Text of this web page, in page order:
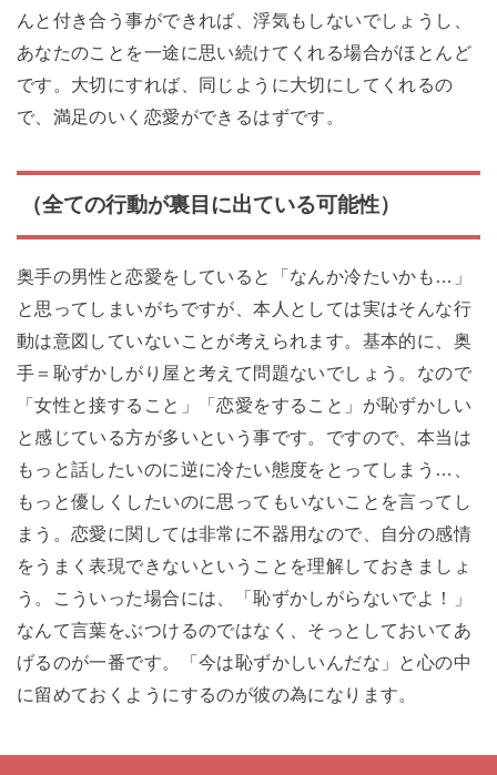
んと付き合う事ができれば、浮気もしないでしょうし、
あなたのことを一途に思い続けてくれる場合がほとんど
です。大切にすれば、同じように大切にしてくれるの
で、満足のいく恋愛ができるはずです。
（全ての行動が裏目に出ている可能性）
奥手の男性と恋愛をしていると「なんか冷たいかも…」
と思ってしまいがちですが、本人としては実はそんな行
動は意図していないことが考えられます。基本的に、奥
手＝恥ずかしがり屋と考えて問題ないでしょう。なので
「女性と接すること」「恋愛をすること」が恥ずかしい
と感じている方が多いという事です。ですので、本当は
もっと話したいのに逆に冷たい態度をとってしまう…、
もっと優しくしたいのに思ってもいないことを言ってし
まう。恋愛に関しては非常に不器用なので、自分の感情
をうまく表現できないということを理解しておきましょ
う。こういった場合には、「恥ずかしがらないでよ！」
なんて言葉をぶつけるのではなく、そっとしておいてあ
げるのが一番です。「今は恥ずかしいんだな」と心の中
に留めておくようにするのが彼の為になります。